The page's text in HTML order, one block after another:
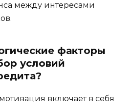
между интересами
факторы
условий
включает в себя